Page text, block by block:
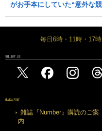
がお手本にしていた“意外な
毎日6時・11時・17
FOLLOW US
MAGAZINE
雑誌『Number』購読のご案
内